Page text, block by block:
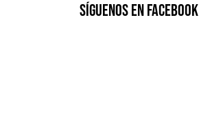
SíGUENOS EN FACEBOOK